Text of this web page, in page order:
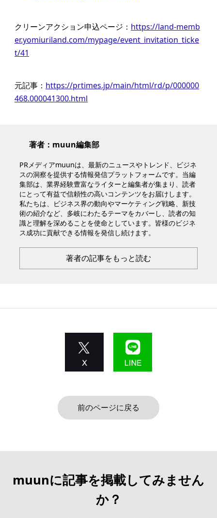
クリーンアクション申込ページ： https://land-memb
er.yomiuriland.com/mypage/event_invitation_ticke
t/41
元記事： https://prtimes.jp/main/html/rd/p/000000
468.000041300.html
著者：muun編集部
PRメディアmuunは、最新のニュースやトレンド、ビジネ
スの洞察を提供する情報発信プラットフォームです。当編
集部は、業界経験豊富なライターと編集者が集まり、読者
にとって有益で信頼性の高いコンテンツをお届けします。
私たちは、ビジネス界の動向やマーケティング戦略、新技
術の紹介など、多岐にわたるテーマをカバーし、読者の知
識と理解を深めることを使命としています。皆様のビジネ
ス成功に貢献できる情報を発信し続けます。
著者の記事をもっと読む
前のページに戻る
muunに記事を掲載してみません
か？